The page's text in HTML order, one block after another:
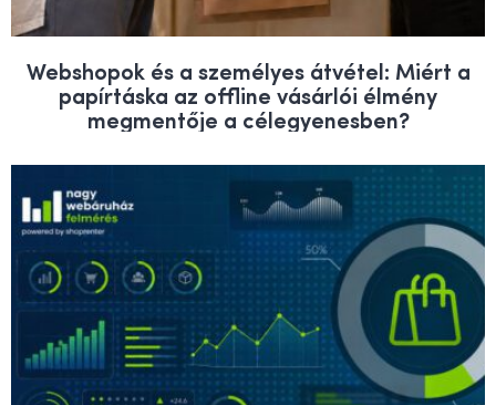
Webshopok és a személyes átvétel: Miért a
papírtáska az offline vásárlói élmény
megmentője a célegyenesben?